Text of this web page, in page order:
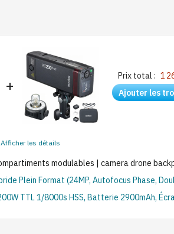
+
Prix total : 1
Ajouter les
Afficher les détails
modulables | camera drone
Plein Format (24MP, Autofocus Phase,
TTL 1/8000s HSS, Batterie 2900mAh,